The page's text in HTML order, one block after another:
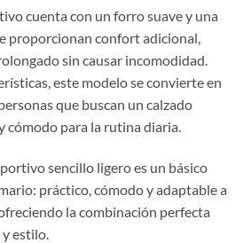
cuenta con un forro suave y una
proporcionan confort adicional,
sin causar incomodidad.
este modelo se convierte en
que buscan un calzado
cómodo para la rutina diaria.
sencillo ligero es un básico
práctico, cómodo y adaptable a
la combinación perfecta
estilo.